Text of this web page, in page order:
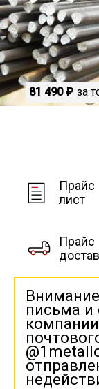
81 490 ₽ за
Прайс
лист
Прайс
письма и